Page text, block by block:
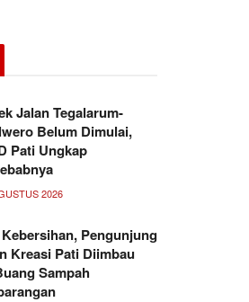
Jalan Tegalarum-
Belum Dimulai,
Pati Ungkap
2026
Pengunjung
Kreasi Pati Diimbau
Sampah